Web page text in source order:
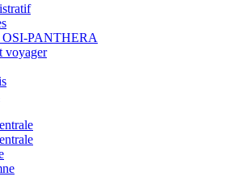
PANTHERA
voyager